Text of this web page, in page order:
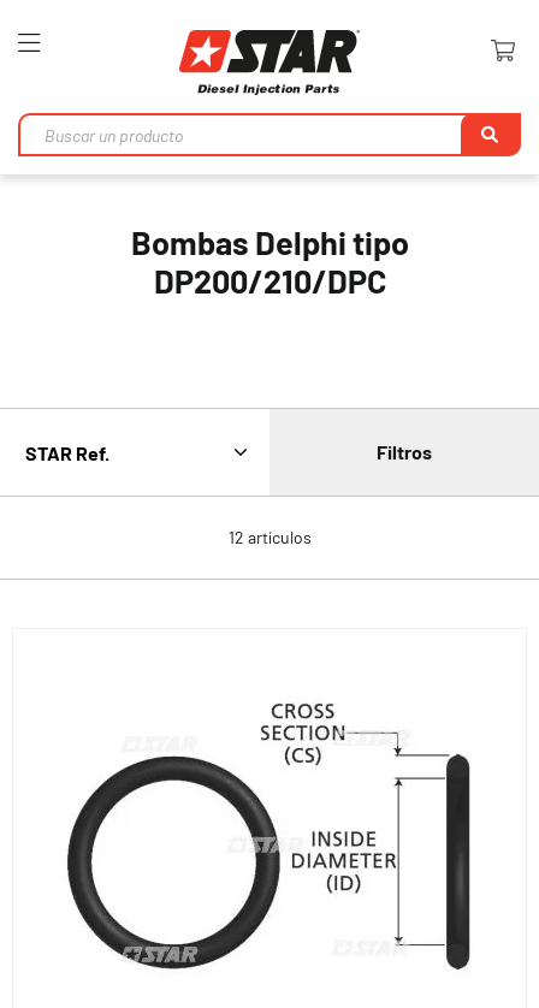
Toggle
en
Bombas Delphi tipo
DP200/210/DPC
12 artículos
Filtros